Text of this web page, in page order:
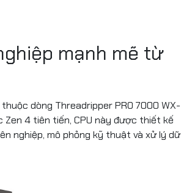
mạnh mẽ từ
dòng Threadripper PRO 7000 WX-
Zen 4 tiên tiến, CPU này được thiết kế
nghiệp, mô phỏng kỹ thuật và xử lý dữ